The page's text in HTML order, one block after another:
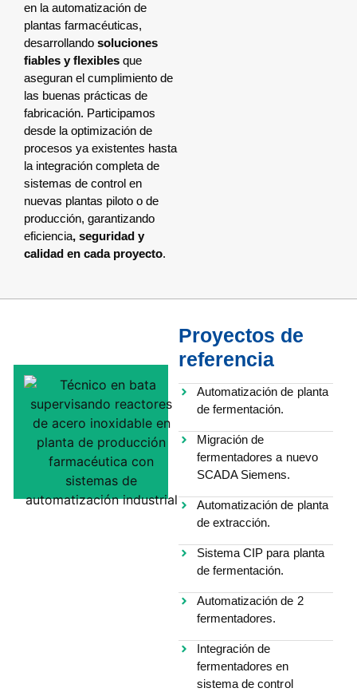
en la automatización de
plantas farmacéuticas,
desarrollando soluciones
fiables y flexibles que
aseguran el cumplimiento de
las buenas prácticas de
fabricación. Participamos
desde la optimización de
procesos ya existentes hasta
la integración completa de
sistemas de control en
nuevas plantas piloto o de
producción, garantizando
eficiencia, seguridad y
calidad en cada proyecto.
Proyectos de
referencia
Automatización de planta
de fermentación.
Migración de
fermentadores a nuevo
SCADA Siemens.
Automatización de planta
de extracción.
Sistema CIP para planta
de fermentación.
Automatización de 2
fermentadores.
Integración de
fermentadores en
sistema de control